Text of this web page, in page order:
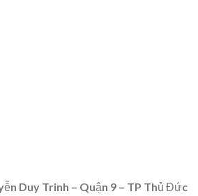
Duy Trinh – Quận 9 – TP Thủ Đức